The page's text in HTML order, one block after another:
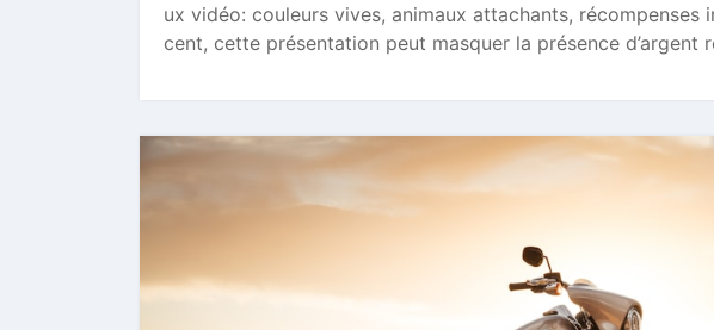
ux vidéo: couleurs vives, animaux attachants,
cent, cette présentation peut masquer la présence d’argent